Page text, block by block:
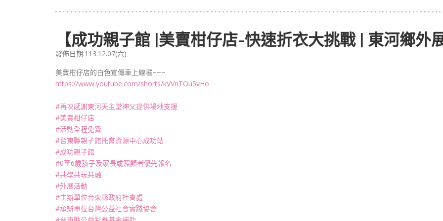
【成功親子館 |美賣柑仔店-快速折衣大挑戰 | 東河鄉外
發佈日期:113.12.07(六)
美賣柑仔店的白色宣傳車上線囉~~~
https://www.youtube.com/shorts/kVVnTOu5vHo
#再次感謝東河天主堂神父提供場地支援
#美賣柑仔店
#活動全程免費
#台東縣親子館托育資源中心成功站
#成功親子館
#0至6歲孩子及家長或照顧者優先報名
#共學共玩共融
#外展活動
#主辦單位台東縣政府社會處
#承辦單位台灣公益社會實踐協會